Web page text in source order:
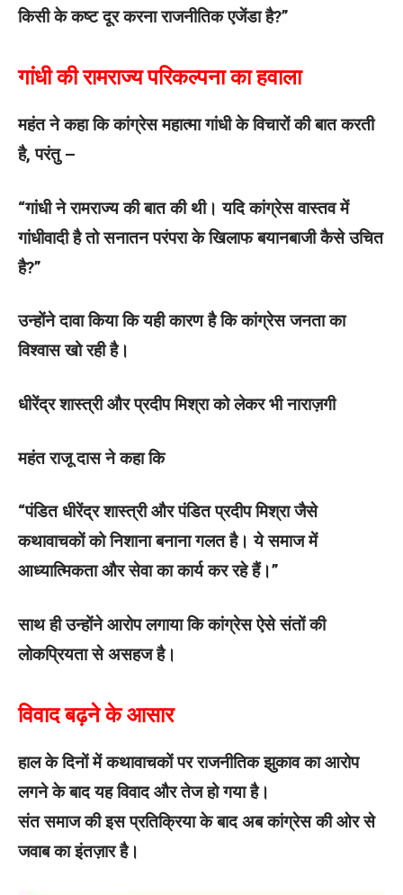
किसी के कष्ट दूर करना राजनीतिक एजेंडा है?”
गांधी की रामराज्य परिकल्पना का हवाला
महंत ने कहा कि कांग्रेस महात्मा गांधी के विचारों की बात करती
है, परंतु –
“गांधी ने रामराज्य की बात की थी। यदि कांग्रेस वास्तव में
गांधीवादी है तो सनातन परंपरा के खिलाफ बयानबाजी कैसे उचित
है?”
उन्होंने दावा किया कि यही कारण है कि कांग्रेस जनता का
विश्वास खो रही है।
धीरेंद्र शास्त्री और प्रदीप मिश्रा को लेकर भी नाराज़गी
महंत राजू दास ने कहा कि
“पंडित धीरेंद्र शास्त्री और पंडित प्रदीप मिश्रा जैसे
कथावाचकों को निशाना बनाना गलत है। ये समाज में
आध्यात्मिकता और सेवा का कार्य कर रहे हैं।”
साथ ही उन्होंने आरोप लगाया कि कांग्रेस ऐसे संतों की
लोकप्रियता से असहज है।
विवाद बढ़ने के आसार
हाल के दिनों में कथावाचकों पर राजनीतिक झुकाव का आरोप
लगने के बाद यह विवाद और तेज हो गया है।
संत समाज की इस प्रतिक्रिया के बाद अब कांग्रेस की ओर से
जवाब का इंतज़ार है।